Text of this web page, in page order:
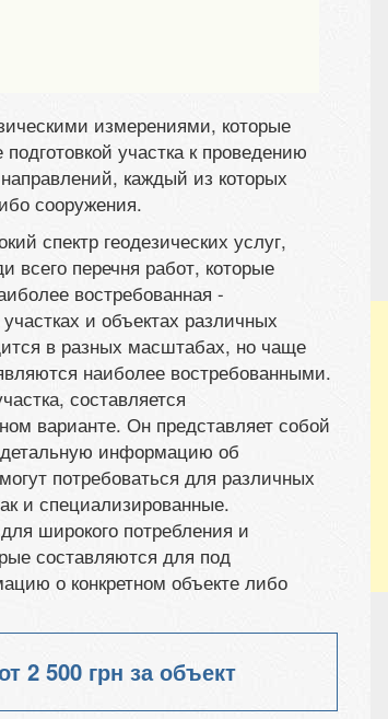
измерениями, которые
участка к проведению
каждый из которых
сооружения.
спектр геодезических услуг,
всего перечня работ, которые
востребованная -
и объектах различных
в разных масштабах, но чаще
наиболее востребованными.
составляется
варианте. Он представляет собой
информацию об
потребоваться для различных
и специализированные.
широкого потребления и
составляются для под
о конкретном объекте либо
2 500 грн за объект